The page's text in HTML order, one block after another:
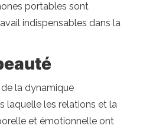
portables sont
indispensables dans la
la dynamique
laquelle les relations et la
et émotionnelle ont